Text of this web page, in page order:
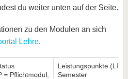
du weiter unten auf der Seite.
zu den Modulen an sich
Lehre.
= Pflichtmodul,
Leistungspunkte (LP)
Semester